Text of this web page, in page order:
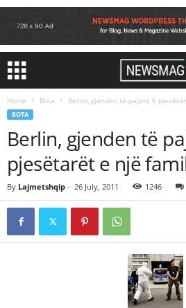
Home Bota Berlin, gjenden të pajetë 6
BOTA
Berlin, gjenden të
pjesëtarët e një
By Lajmetshqip - 26 July, 2011 1246